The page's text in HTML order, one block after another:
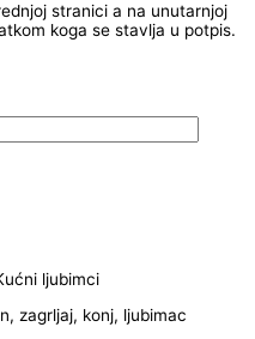
stranici a na unutarnjoj
koga se stavlja u potpis.
ljubimci
zagrljaj, konj, ljubimac